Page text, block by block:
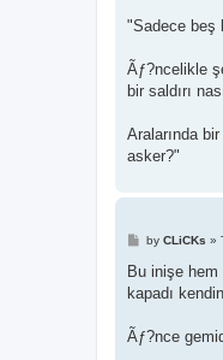
"Sadece beş
Ãƒ?ncelikle
bir saldırı
Aralarında
asker?"
P
s
by CLiCKs »
Bu inişe hem
kapadı
Ãƒ?nce